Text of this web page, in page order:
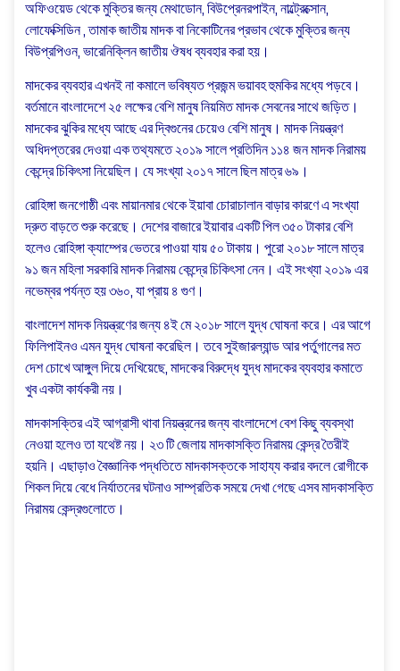
অফিওয়েড থেকে মুক্তির জন্য মেথাডোন, বিউপ্রেনরপাইন, নাল্ট্রেক্সোন,
লোফেক্সিডিন , তামাক জাতীয় মাদক বা নিকোটিনের প্রভাব থেকে মুক্তির জন্য
বিউপ্রপিওন, ভারেনিক্লিন জাতীয় ঔষধ ব্যবহার করা হয়।
মাদকের ব্যবহার এখনই না কমালে ভবিষ্যত প্রজন্ম ভয়াবহ হুমকির মধ্যে পড়বে।
বর্তমানে বাংলাদেশে ২৫ লক্ষের বেশি মানুষ নিয়মিত মাদক সেবনের সাথে জড়িত।
মাদকের ঝুকির মধ্যে আছে এর দ্বিগুনের চেয়েও বেশি মানুষ। মাদক নিয়ন্ত্রণ
অধিদপ্তরের দেওয়া এক তথ্যমতে ২০১৯ সালে প্রতিদিন ১১৪ জন মাদক নিরাময়
কেন্দ্রে চিকিৎসা নিয়েছিল। যে সংখ্যা ২০১৭ সালে ছিল মাত্র ৬৯।
রোহিঙ্গা জনগোষ্ঠী এবং মায়ানমার থেকে ইয়াবা চোরাচালান বাড়ার কারণে এ সংখ্যা
দ্রুত বাড়তে শুরু করেছে। দেশের বাজারে ইয়াবার একটি পিল ৩৫০ টাকার বেশি
হলেও রোহিঙ্গা ক্যাম্পের ভেতরে পাওয়া যায় ৫০ টাকায়। পুরো ২০১৮ সালে মাত্র
৯১ জন মহিলা সরকারি মাদক নিরাময় কেন্দ্রে চিকিৎসা নেন। এই সংখ্যা ২০১৯ এর
নভেম্বর পর্যন্ত হয় ৩৬০, যা প্রায় ৪ গুণ।
বাংলাদেশ মাদক নিয়ন্ত্রণের জন্য ৪ই মে ২০১৮ সালে যুদ্ধ ঘোষনা করে। এর আগে
ফিলিপাইনও এমন যুদ্ধ ঘোষনা করেছিল। তবে সুইজারল্যান্ড আর পর্তুগালের মত
দেশ চোখে আঙ্গুল দিয়ে দেখিয়েছে, মাদকের বিরুদ্ধে যুদ্ধ মাদকের ব্যবহার কমাতে
খুব একটা কার্যকরী নয়।
মাদকাসক্তির এই আগ্রাসী থাবা নিয়ন্ত্রনের জন্য বাংলাদেশে বেশ কিছু ব্যবস্থা
নেওয়া হলেও তা যথেষ্ট নয়। ২৩ টি জেলায়মাদকাসক্তি নিরাময় কেন্দ্রতৈরীই
হয়নি। এছাড়াও বৈজ্ঞানিক পদ্ধতিতে মাদকাসক্তকে সাহায্য করার বদলে রোগীকে
শিকল দিয়ে বেধে নির্যাতনের ঘটনাও সাম্প্রতিক সময়ে দেখা গেছে এসব মাদকাসক্তি
নিরাময় কেন্দ্রগুলোতে।